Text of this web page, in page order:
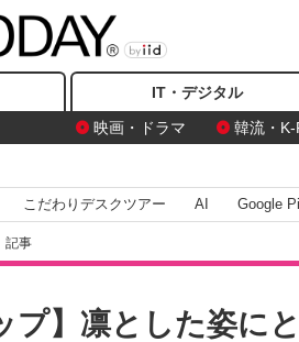
IT・デジタル
映画・ドラマ
韓流・K-
こだわりデスクツアー AI Google
記事
プ】凛とした姿に